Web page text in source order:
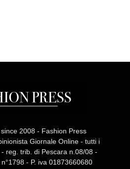
2008 - Fashion Press
Giornale Online - tutti i
reg. trib. di Pescara n.08/08 -
- P. iva 01873660680